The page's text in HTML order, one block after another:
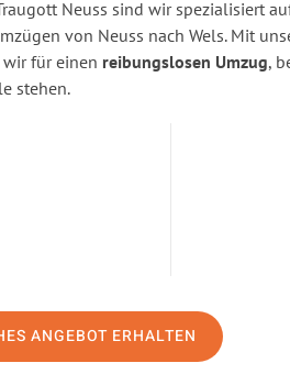
Neuss sind wir spezialisiert
von Neuss nach Wels. Mit
für einen reibungslosen Umzug,
stehen.
ANGEBOT ERHALTEN